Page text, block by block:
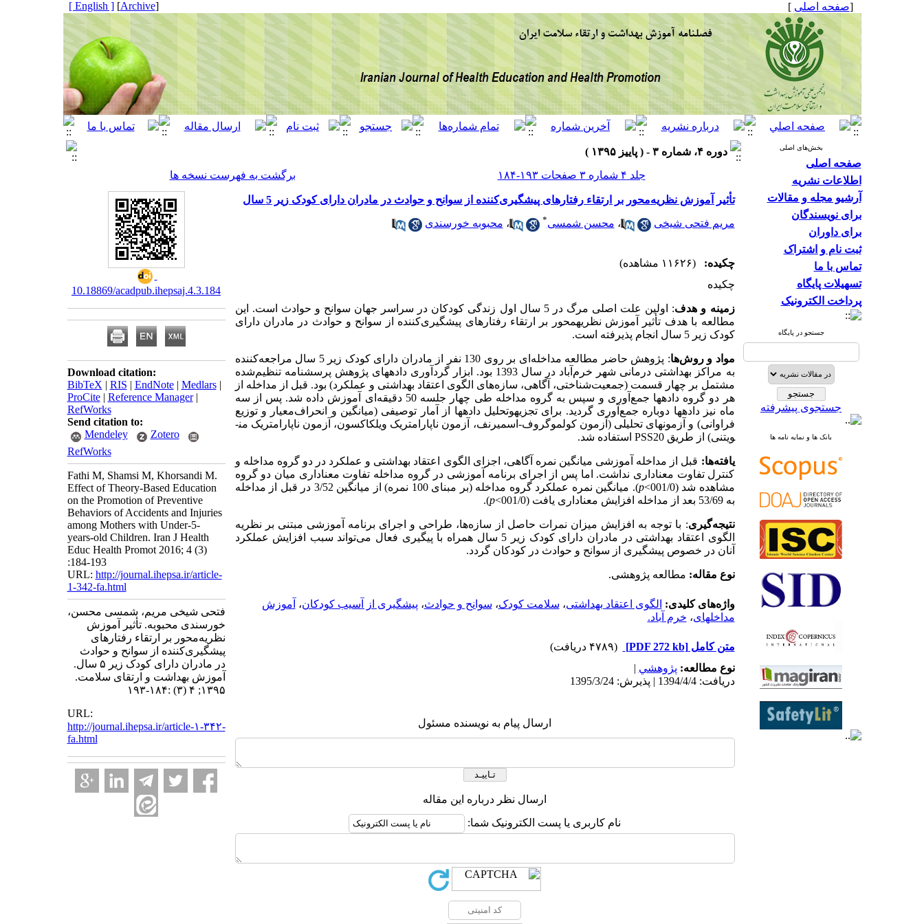
[صفحه اصلی ]
[
Archive
]
[ English ]
بخش‌های اصلی
صفحه اصلی
اطلاعات نشریه
آرشیو مجله و مقالات
برای نویسندگان
برای داوران
ثبت نام و اشتراک
تماس با ما
تسهیلات پایگاه
پرداخت الکترونیک
جستجو در پایگاه
جستجوی پیشرفته
بانک ها و نمایه نامه ها
دوره ۴، شماره ۳ - ( پاییز ۱۳۹۵ )
جلد ۴ شماره ۳ صفحات ۱۹۳-۱۸۴
برگشت به فهرست نسخه ها
تأثیر آموزش نظریه‌محور بر ارتقاء رفتارهای پیشگیری‌کننده از سوانح و حوادث در مادران دارای کودک زیر 5 سال
مریم فتحی شیخی ، محسن شمسی* ، محبوبه خورسندی
چکیده:
(۱۱۶۲۶ مشاهده)
چکیده
زمینه و هدف
: اولین علت اصلی مرگ در 5 سال اول زندگی کودکان در سراسر جهان سوانح و حوادث است. این
مطالعه با هدف تأثیر آموزش نظریه­محور بر ارتقاء رفتارهای پیشگیری‌کننده از سوانح و حوادث در مادران دارای
کودک زیر 5 سال انجام پذیرفته است.
مواد و روش‌ها
: پژوهش حاضر مطالعه مداخله‌ای بر روی 130 نفر از مادران دارای کودک زیر 5 سال مراجعه‌کننده
به مراکز بهداشتی درمانی شهر خرم‌آباد در سال 1393 بود. ابزار گردآوری داده­های پژوهش پرسشنامه تنظیم‌شده
مشتمل بر چهار قسمت (جمعیت‌شناختی، آگاهی، سازه‌های الگوی اعتقاد بهداشتی و عملکرد) بود. قبل از مداخله از
هر دو گروه داده­ها جمع‌آوری و سپس به گروه مداخله طی چهار جلسه 50 دقیقه‌ای آموزش داده شد. پس از سه
ماه نیز داده­ها دوباره جمع‌آوری گردید. برای تجزیه­وتحلیل داده­ها از آمار توصیفی (میانگین و انحراف‌معیار و توزیع
فراوانی) و آزمون­های تحلیلی (آزمون کولموگروف-اسمیرنف، آزمون ناپارامتریک ویلکاکسون، آزمون ناپارامتریک من­
ویتنی) از طریقPSS20 استفاده شد.
یافته‌ها: قبل از مداخله آموزشی میانگین نمره آگاهی، اجزای الگوی اعتقاد بهداشتی و عملکرد در دو گروه مداخله و
کنترل تفاوت معناداری نداشت. اما پس از اجرای برنامه آموزشی در گروه مداخله تفاوت معناداری میان دو گروه
مشاهده شد (001/0>
p
). میانگین نمره عملکرد گروه مداخله (بر مبنای 100 نمره) از میانگین 3/52 در قبل از مداخله
به 53/69 بعد از مداخله افزایش معناداری یافت (001/0>
p
).
نتیجه‌گیری: با توجه به افزایش میزان نمرات حاصل از سازه‌ها، طراحی و اجرای برنامه آموزشی مبتنی بر نظریه
الگوی اعتقاد بهداشتی در مادران دارای کودک زیر 5 سال همراه با پیگیری فعال می‌تواند سبب افزایش عملکرد
آنان در خصوص پیشگیری از سوانح و حوادث در کودکان گردد.
نوع مقاله: مطالعه پژوهشی.
واژه‌های کلیدی: الگوی اعتقاد بهداشتی، سلامت کودک، سوانح و حوادث، پیشگیری از آسیب کودکان، آموزش
مداخله­ای، خرم ­آباد.
متن کامل[PDF 272 kb]
(۴۷۸۹ دریافت)
نوع مطالعه: پژوهشي |
دریافت: 1394/4/4 | پذیرش: 1395/3/24
ارسال پیام به نویسنده مسئول
ارسال نظر درباره این مقاله
نام کاربری یا پست الکترونیک شما:
10.18869/acadpub.ihepsaj.4.3.184
Download citation:
BibTeX | RIS | EndNote| Medlars|
ProCite| Reference Manager|
RefWorks
Send citation to:
Mendeley
Zotero
RefWorks
Fathi M, Shamsi M, Khorsandi M.
Effect of Theory-Based Education
on the Promotion of Preventive
Behaviors of Accidents and Injuries
among Mothers with Under-5-
years-old Children. Iran J Health
Educ Health Promot 2016; 4 (3)
:184-193
URL: http://journal.ihepsa.ir/article-
1-342-fa.html
فتحی شیخی مریم، شمسی محسن،
خورسندی محبوبه. تأثیر آموزش
نظریه‌محور بر ارتقاء رفتارهای
پیشگیری‌کننده از سوانح و حوادث
در مادران دارای کودک زیر ۵ سال.
آموزش بهداشت و ارتقای سلامت.
۱۳۹۵; ۴ (۳) :۱۸۴-۱۹۳
URL:
http://journal.ihepsa.ir/article-۱-۳۴۲-
fa.html